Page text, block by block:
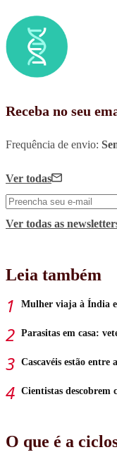
Receba no seu
Frequência de envio:
Ver todas
Ver todas as
Leia também
Mulher viaja à Índia
Parasitas em casa:
Cascavéis estão entre
Cientistas descobrem
O que é a